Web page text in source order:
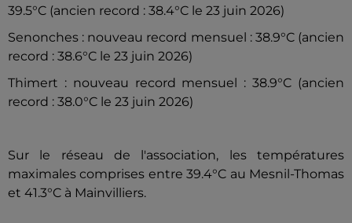
39.5°C (ancien record : 38.4°C le 23 juin 2026)
Senonches : nouveau record mensuel : 38.9°C (ancien
record : 38.6°C le 23 juin 2026)
Thimert : nouveau record mensuel : 38.9°C (ancien
record : 38.0°C le 23 juin 2026)
Sur le réseau de l'association, les températures
maximales comprises entre 39.4°C au Mesnil-Thomas
et 41.3°C à Mainvilliers.